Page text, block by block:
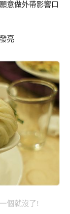
意做外帶影響口
亮
個就沒了!